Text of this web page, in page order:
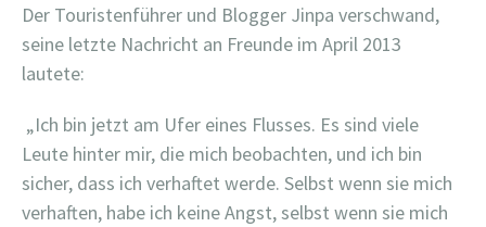
Der Touristenführer und Blogger Jinpa verschwand,
seine letzte Nachricht an Freunde im April 2013
lautete:
„Ich bin jetzt am Ufer eines Flusses. Es sind viele
Leute hinter mir, die mich beobachten, und ich bin
sicher, dass ich verhaftet werde. Selbst wenn sie mich
verhaften, habe ich keine Angst, selbst wenn sie mich